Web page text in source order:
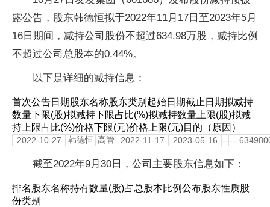
露公告，股东韩德恒拟于2022年11月17日至2023年5月
16日期间，减持公司股份不超过634.98万股，减持比例
不超过公司总股本的0.44%。
以下是详细的减持信息：
首次公告日期股东名称股东类别起始日期截止日期拟减持
数量下限(股)拟减持下限占比(%)拟减持数量上限(股)拟减
持上限占比(%)价格下限(元)价格上限(元)目的（原因）
2022-10-27 韩德恒 高管 2022-11-17 2023-05-16 ----
截至2022年9月30日，公司主要股东信息如下：
排名股东名称持有数量(股)占总股本比例公布股东性质股
份类别